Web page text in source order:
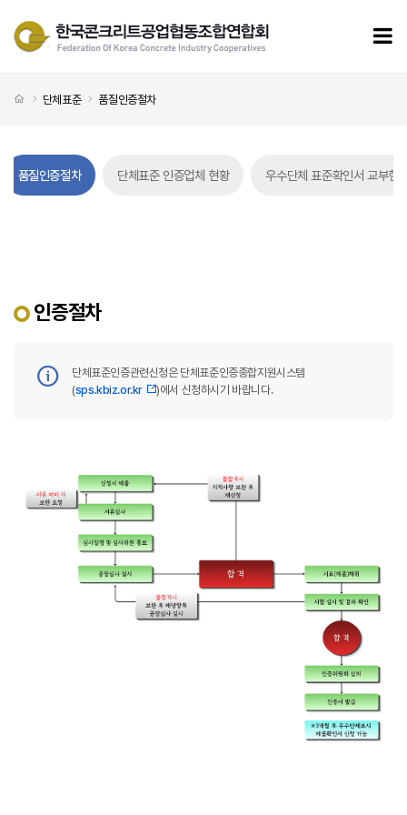
처음으로
단체표준 품질인증절차
품질인증절차 단체표준 인증업체 현황 우수단체 표준확인서 교부현
인증절차
단체표준인증관련신청은 단체표준인증종합지원시스템
(sps.kbiz.or.kr )에서 신청하시기 바랍니다.